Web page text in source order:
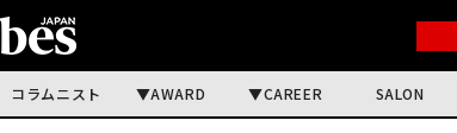
コラムニスト AWARD CAREER SALON